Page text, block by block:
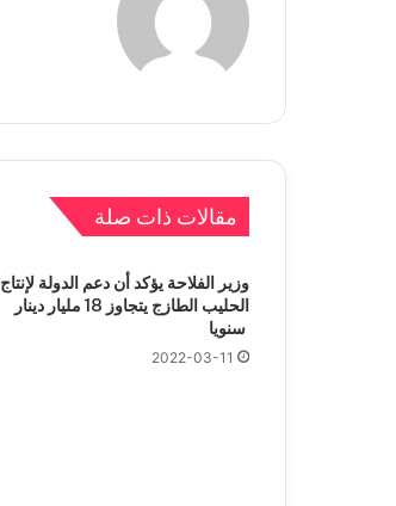
مقالات ذات صلة
وزير الفلاحة يؤكد أن دعم الدولة لإنتاج
الحليب الطازج يتجاوز 18 مليار دينار
سنويا
2022-03-11